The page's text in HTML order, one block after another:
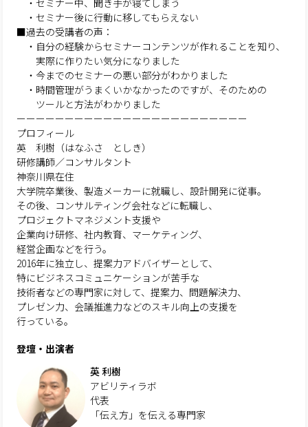
・セミナー中、聞き手が寝てしまう
・セミナー後に行動に移してもらえない
■過去の受講者の声：
・自分の経験からセミナーコンテンツが作れることを知り、
実際に作りたい気分になりました
・今までのセミナーの悪い部分がわかりました
・時間管理がうまくいかなかったのですが、そのための
ツールと方法がわかりました
ーーーーーーーーーーーーーーーーーーーーーーーー
プロフィール
英 利樹（はなふさ としき）
研修講師／コンサルタント
神奈川県在住
大学院卒業後、製造メーカーに就職し、設計開発に従事。
その後、コンサルティング会社などに転職し、
プロジェクトマネジメント支援や
企業向け研修、社内教育、マーケティング、
経営企画などを行う。
2016年に独立し、提案力アドバイザーとして、
特にビジネスコミュニケーションが苦手な
技術者などの専門家に対して、提案力、問題解決力、
プレゼン力、会議推進力などのスキル向上の支援を
行っている。
登壇・出演者
英 利樹
アビリティラボ
代表
「伝え方」を伝える専門家